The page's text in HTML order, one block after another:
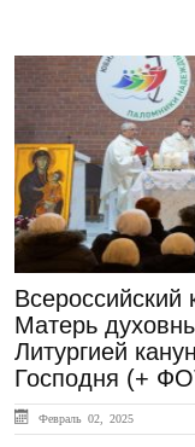
ГЛАВНАЯ
Всероссийский
Матерь
Литургией
Господня (+
Февраль 02, 2025